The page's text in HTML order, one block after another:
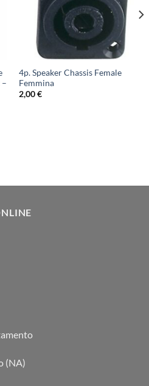
4p. Speaker Chassis Female
Femmina
2,00€
(NA)